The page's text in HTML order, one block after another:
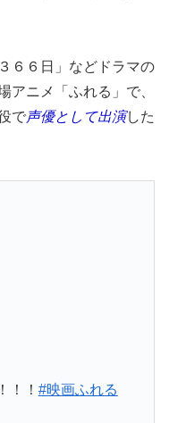
６６日」などドラマの
アニメ「ふれる」で、
で声優として出演した
！！ #映画ふれる